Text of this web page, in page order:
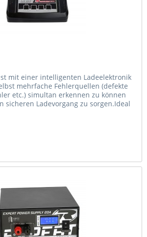
mit einer intelligenten Ladeelektronik
mehrfache Fehlerquellen (defekte
etc.) simultan erkennen zu können
sicheren Ladevorgang zu sorgen.Ideal